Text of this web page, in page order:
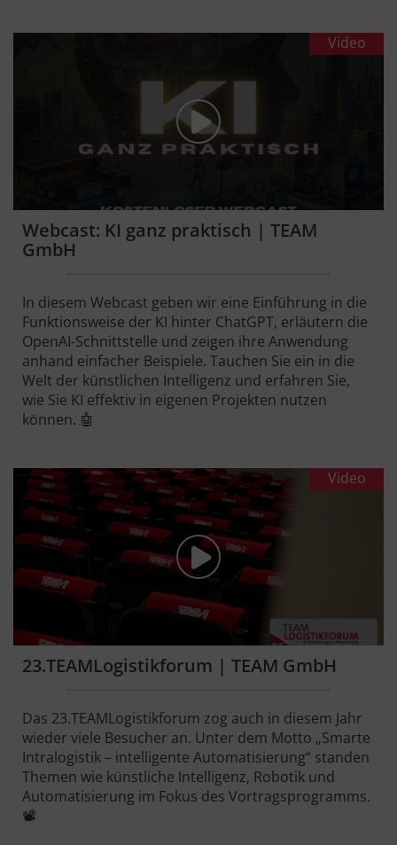
Video
Webcast: KI ganz praktisch | TEAM
GmbH
In diesem Webcast geben wir eine Einführung in die
Funktionsweise der KI hinter ChatGPT, erläutern die
OpenAI-Schnittstelle und zeigen ihre Anwendung
anhand einfacher Beispiele. Tauchen Sie ein in die
Welt der künstlichen Intelligenz und erfahren Sie,
wie Sie KI effektiv in eigenen Projekten nutzen
können. 🤖
Video
23.TEAMLogistikforum | TEAM GmbH
Das 23.TEAMLogistikforum zog auch in diesem Jahr
wieder viele Besucher an. Unter dem Motto „Smarte
Intralogistik – intelligente Automatisierung“ standen
Themen wie künstliche Intelligenz, Robotik und
Automatisierung im Fokus des Vortragsprogramms.
📽